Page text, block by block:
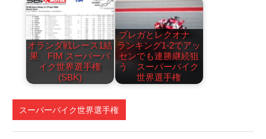
オランダ戦レース1結
果 FIM スーパーバ
イク世界選手権
(SBK)
ブレガとレクオナ
ランキング1-2でアッ
センでも連勝継続狙
う スーパーバイク
世界選手権
スーパーバイク世界選手権